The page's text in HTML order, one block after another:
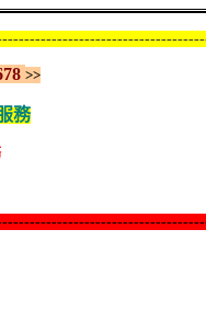
>>
務